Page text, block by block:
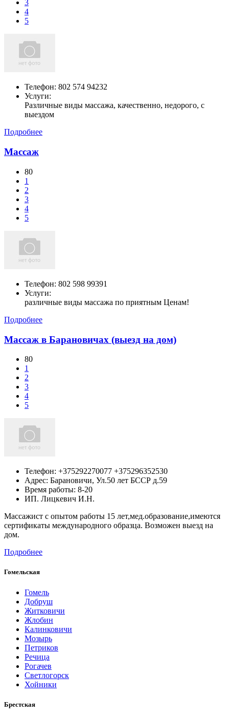
3
4
5
Телефон: 802 574 94232
Услуги:
Различные виды массажа, качественно, недорого, с
выездом
Подробнее
Массаж
80
1
2
3
4
5
Телефон: 802 598 99391
Услуги:
различные виды массажа по приятным Ценам!
Подробнее
Массаж в Барановичах (выезд на дом)
80
1
2
3
4
5
Телефон: +375292270077 +375296352530
Адрес: Барановичи, Ул.50 лет БССР д.59
Время работы: 8-20
ИП. Лицкевич И.Н.
Массажист с опытом работы 15 лет,мед.образование,имеются
сертификаты международного образца. Возможен выезд на
дом.
Подробнее
Гомельская
Гомель
Добруш
Житковичи
Жлобин
Калинковичи
Мозырь
Петриков
Речица
Рогачев
Светлогорск
Хойники
Брестская